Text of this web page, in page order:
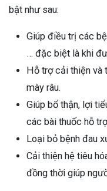
bật như sau:
Giúp điều trị các
… đặc biệt là khi
Hỗ trợ cải thiện và
mày râu.
Giúp bổ thận, lợi
các bài thuốc hỗ
Loại bỏ bệnh đau
Cải thiện hệ tiêu
đồng thời giúp